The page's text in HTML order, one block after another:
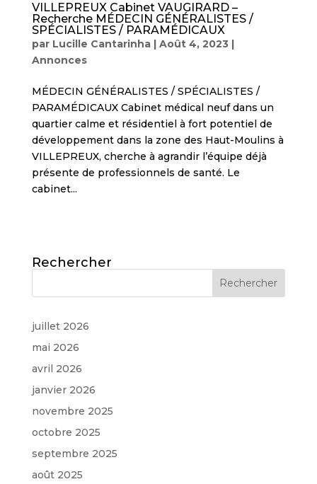
VILLEPREUX Cabinet VAUGIRARD –
Recherche MÉDECIN GÉNÉRALISTES /
SPÉCIALISTES / PARAMÉDICAUX
par Lucille Cantarinha| Août 4, 2023 |
Annonces
MÉDECIN GÉNÉRALISTES / SPÉCIALISTES /
PARAMÉDICAUX Cabinet médical neuf dans un
quartier calme et résidentiel à fort potentiel de
développement dans la zone des Haut-Moulins à
VILLEPREUX, cherche à agrandir l’équipe déjà
présente de professionnels de santé. Le
cabinet...
Rechercher
juillet 2026
mai 2026
avril 2026
janvier 2026
novembre 2025
octobre 2025
septembre 2025
août 2025